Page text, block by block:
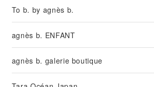
To b. by agnès b.
agnès b. ENFANT
agnès b. galerie boutique